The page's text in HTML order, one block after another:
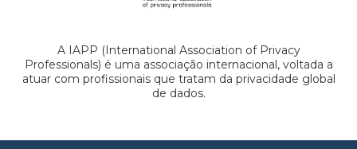
A IAPP (International Association of Privacy
Professionals) é uma associação internacional, voltada a
atuar com profissionais que tratam da privacidade global
de dados.